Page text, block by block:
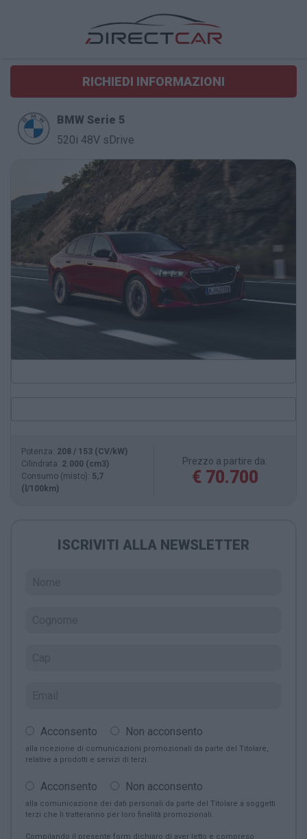
RICHIEDI INFORMAZIONI
BMW Serie 5
520i 48V sDrive
Potenza: 208 / 153 (CV/kW)
Cilindrata: 2.000 (cm3)
Consumo (misto): 5,7
(l/100km)
Prezzo a partire da:
€ 70.700
ISCRIVITI ALLA NEWSLETTER
Acconsento Non acconsento
alla ricezione di comunicazioni promozionali da parte del Titolare,
relative a prodotti e servizi di terzi.
Acconsento Non acconsento
alla comunicazione dei dati personali da parte del Titolare a soggetti
terzi che li tratteranno per loro finalità promozionali.
Compilando il presente form dichiaro di aver letto e compreso